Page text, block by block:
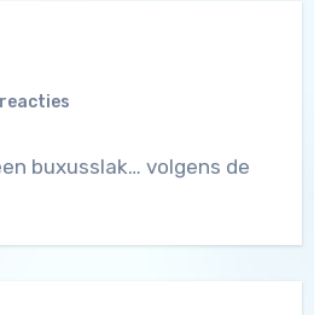
reacties
buxusslak… volgens de